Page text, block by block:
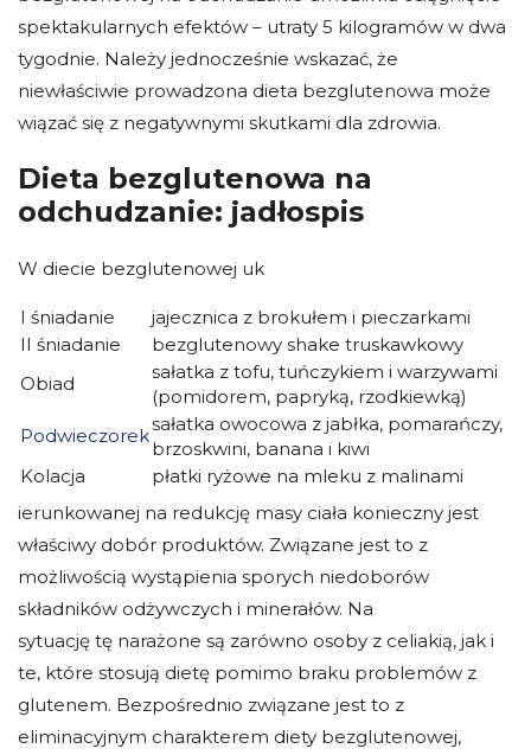
spektakularnych efektów – utraty 5 kilogramów w dwa
tygodnie. Należy jednocześnie wskazać, że
niewłaściwie prowadzona dieta bezglutenowa może
wiązać się z negatywnymi skutkami dla zdrowia.
Dieta bezglutenowa na
odchudzanie: jadłospis
W diecie bezglutenowej uk
I śniadanie
jajecznica z brokułem i pieczarkami
II śniadanie
bezglutenowy shake truskawkowy
Obiad
sałatka z tofu, tuńczykiem i warzywami
(pomidorem, papryką, rzodkiewką)
Podwieczorek
sałatka owocowa z jabłka, pomarańczy,
brzoskwini, banana i kiwi
Kolacja
płatki ryżowe na mleku z malinami
ierunkowanej na redukcję masy ciała konieczny jest
właściwy dobór produktów. Związane jest to z
możliwością wystąpienia sporych niedoborów
składników odżywczych i minerałów. Na
sytuację tę narażone są zarówno osoby z celiakią, jak i
te, które stosują dietę pomimo braku problemów z
glutenem. Bezpośrednio związane jest to z
eliminacyjnym charakterem diety bezglutenowej,